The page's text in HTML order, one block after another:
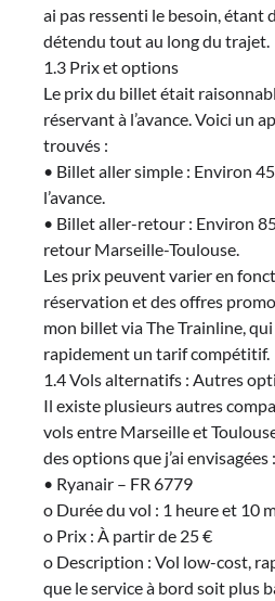
ai pas ressenti le besoin, étant
détendu tout au long du trajet.
1.3 Prix et options
Le prix du billet était
réservant à l’avance. Voici un
trouvés :
• Billet aller simple : Environ
l’avance.
• Billet aller-retour : Environ
retour Marseille-Toulouse.
Les prix peuvent varier en
réservation et des offres
mon billet via The Trainline,
rapidement un tarif compétitif.
1.4 Vols alternatifs : Autres
Il existe plusieurs autres
vols entre Marseille et
des options que j’ai envisagées :
• Ryanair – FR 6779
o Durée du vol : 1 heure et 10
o Prix : À partir de 25 €
o Description : Vol low-cost,
que le service à bord soit plus